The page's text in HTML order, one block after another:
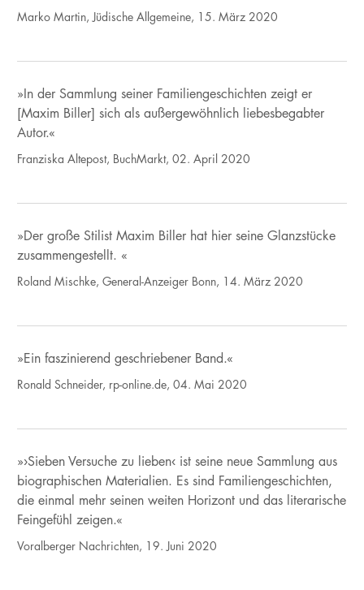
Marko Martin, Jüdische Allgemeine, 15. März 2020
»In der Sammlung seiner Familiengeschichten zeigt er
[Maxim Biller] sich als außergewöhnlich liebesbegabter
Autor.«
Franziska Altepost, BuchMarkt, 02. April 2020
»Der große Stilist Maxim Biller hat hier seine Glanzstücke
zusammengestellt. «
Roland Mischke, General-Anzeiger Bonn, 14. März 2020
»Ein faszinierend geschriebener Band.«
Ronald Schneider, rp-online.de, 04. Mai 2020
»›Sieben Versuche zu lieben‹ ist seine neue Sammlung aus
biographischen Materialien. Es sind Familiengeschichten,
die einmal mehr seinen weiten Horizont und das literarische
Feingefühl zeigen.«
Voralberger Nachrichten, 19. Juni 2020